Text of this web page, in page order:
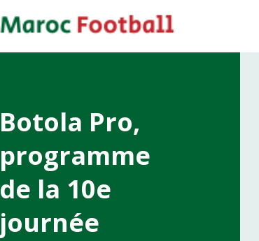
Botola Pro,
programme
de la 10e
journée